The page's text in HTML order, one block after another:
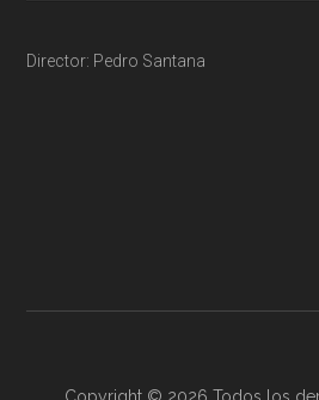
Director: Pedro Santana